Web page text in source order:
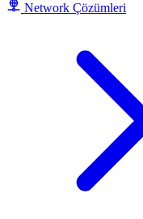
Network Çözümleri